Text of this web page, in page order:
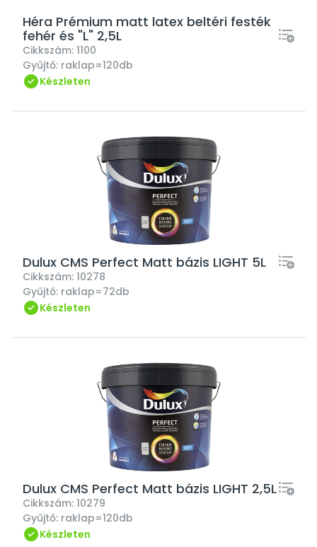
Héra Prémium matt latex beltéri festék
fehér és "L" 2,5L
Cikkszám: 1100
Gyűjtő: raklap=120db
Készleten
Dulux CMS Perfect Matt bázis LIGHT 5L
Cikkszám: 10278
Gyűjtő: raklap=72db
Készleten
Dulux CMS Perfect Matt bázis LIGHT 2,5L
Cikkszám: 10279
Gyűjtő: raklap=120db
Készleten